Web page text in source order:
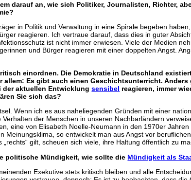
darauf an, wie sich Politiker, Journalisten, Richter,
in Politik und Verwaltung in eine Spirale begeben
reagieren. Ich vertraue darauf, dass dies in guter
ist nicht immer erwiesen. Viele der Medien
und Bürger reagieren mit einer doppelten Angst.
einordnen. Die Demokratie in Deutschland
Es gibt auch einen Geschichtsunterricht.
der aktuellen Entwicklungsensibel reagieren, immer
Sie sich das?
Wenn ich es aus naheliegenden Gründen mit einer
der Menschen in unseren Nachbarländern
eine von Elisabeth Noelle-Neumann in den 1970er
Meinungsklima, so entwickelt man aus Angst vor
gilt, scheuen sich viele, ihre Haltung öffentlich zu
politische Mündigkeit, wie sollte die Mündigkeit als
Exekutive stets kritisch bleiben und alle